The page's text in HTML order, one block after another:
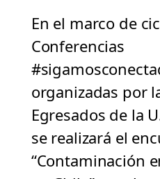
En el marco de
Conferencias
organizadas por
Egresados de la
se realizará el
“Contaminación